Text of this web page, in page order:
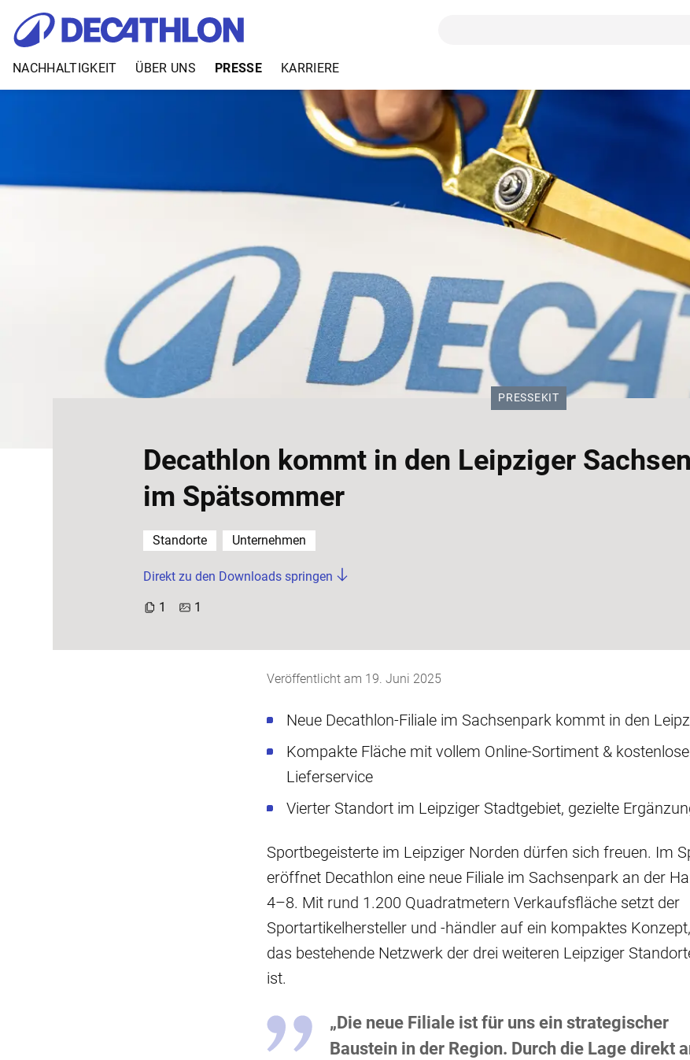
Zum Inhalt springen
NACHHALTIGKEIT ÜBER UNS PRESSE KARRIERE
Decathlon kommt in den Leipziger
im Spätsommer
KATEGORIE:
PRESSEKIT
Standorte Unternehmen
Direkt zu den Downloads springen
1 1
Veröffentlicht am 19. Juni 2025
Neue Decathlon-Filiale im Sachsenpark kommt in den
Kompakte Fläche mit vollem Online-Sortiment &
Lieferservice
Vierter Standort im Leipziger Stadtgebiet, gezielte
Sportbegeisterte im Leipziger Norden dürfen sich freuen. Im
eröffnet Decathlon eine neue Filiale im Sachsenpark an der
4–8. Mit rund 1.200 Quadratmetern Verkaufsfläche setzt der
Sportartikelhersteller und -händler auf ein kompaktes
das bestehende Netzwerk der drei weiteren Leipziger
ist.
„Die neue Filiale ist für uns ein strategischer
Baustein in der Region. Durch die Lage direkt